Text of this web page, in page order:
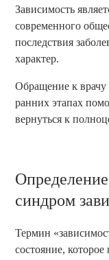
Зависимость
современного
последствия
характер.
Обращение к
ранних этапах
вернуться к
синдром
Термин
состояние,